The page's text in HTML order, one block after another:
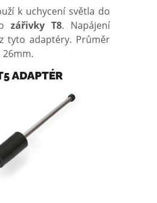
k uchycení světla do
zářivky T8. Napájení
tyto adaptéry. Průměr
ADAPTÉR